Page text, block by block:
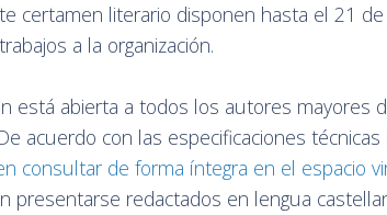
certamen literario disponen hasta el 21
a la organización.
está abierta a todos los autores mayores
acuerdo con las especificaciones
consultar de forma íntegra en el espacio
presentarse redactados en lengua